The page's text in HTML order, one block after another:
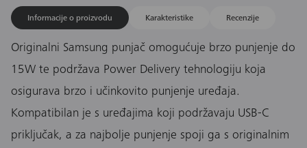
Informacije o proizvodu Karakteristike Recenzije
Originalni Samsung punjač omogućuje brzo punjenje do
15W te podržava Power Delivery tehnologiju koja
osigurava brzo i učinkovito punjenje uređaja.
Kompatibilan je s uređajima koji podržavaju USB-C
priključak, a za najbolje punjenje spoji ga s originalnim